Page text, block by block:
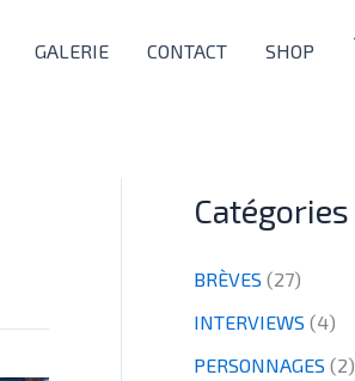
GALERIE CONTACT SHOP
Catégories
BRÈVES (27)
INTERVIEWS (4)
PERSONNAGES (2)